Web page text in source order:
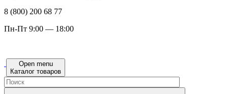
8 (800) 200 68 77
Пн-Пт 9:00 — 18:00
Open menu
Каталог товаров